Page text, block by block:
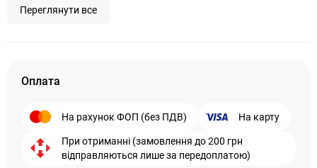
Переглянути все
Оплата
На рахунок ФОП (без ПДВ) На карту
При отриманні (замовлення до 200 грн
відправляються лише за передоплатою)